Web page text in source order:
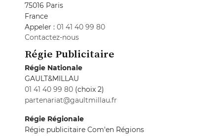
75016 Paris
France
Appeler : 01 41 40 99 80
Contactez-nous
Régie Publicitaire
Régie Nationale
GAULT&MILLAU
01 41 40 99 80 (choix 2)
partenariat@gaultmillau.fr
Régie Régionale
Régie publicitaire Com'en Régions